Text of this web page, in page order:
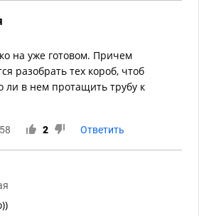
на уже готовом. Причем
разобрать тех короб, чтоб
ли в нем протащить трубу к
2 Ответить